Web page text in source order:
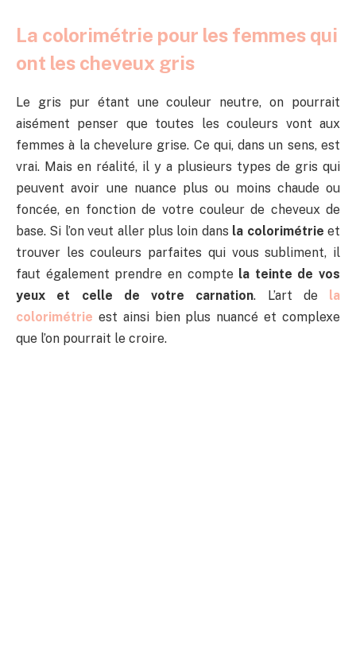
La colorimétrie pour les femmes qui
ont les cheveux gris
Le gris pur étant une couleur neutre, on pourrait
aisément penser que toutes les couleurs vont aux
femmes à la chevelure grise. Ce qui, dans un sens, est
vrai. Mais en réalité, il y a plusieurs types de gris qui
peuvent avoir une nuance plus ou moins chaude ou
foncée, en fonction de votre couleur de cheveux de
base. Si l’on veut aller plus loin dans la colorimétrie et
trouver les couleurs parfaites qui vous subliment, il
faut également prendre en compte la teinte de vos
yeux et celle de votre carnation. L’art de
la
colorimétrie est ainsi bien plus nuancé et complexe
que l’on pourrait le croire.